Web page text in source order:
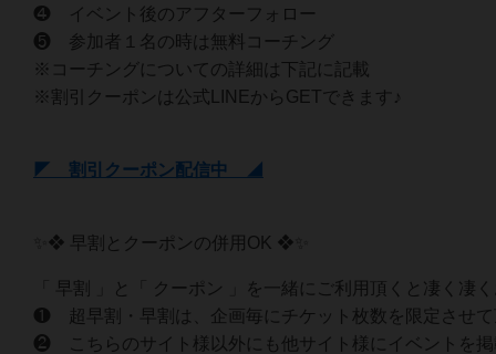
❹ イベント後のアフターフォロー
❺ 参加者１名の時は無料コーチング
※コーチングについての詳細は下記に記載
※割引クーポンは公式LINEからGETできます♪
◤ 割引クーポン配信中 ◢
✨❖ 早割とクーポンの併用OK ❖✨
「 早割 」と「 クーポン 」を一緒にご利用頂くと凄く凄
❶ 超早割・早割は、企画毎にチケット枚数を限定させて
❷ こちらのサイト様以外にも他サイト様にイベントを掲